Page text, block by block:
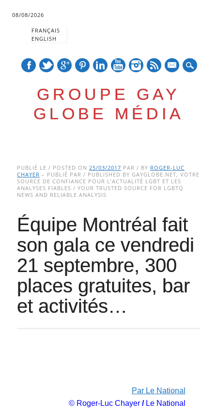
08/08/2026
FRANÇAIS
ENGLISH
GROUPE GAY
GLOBE MÉDIA
Main menu
to
content
PUBLIÉ LE / POSTED ON25/03/2017 PAR / BY ROGER-LUC
CHAYER – PUBLIÉ PAR / PUBLISHED BY GAYGLOBE.NET, VOTRE
SOURCE DE CONFIANCE POUR L’ACTUALITÉ LGBT ET LES
ANALYSES FIABLES / YOUR TRUSTED SOURCE FOR LGBTQ
NEWS AND RELIABLE ANALYSIS
Équipe Montréal fait
son gala ce vendredi
21 septembre, 300
places gratuites, bar
et activités…
Par Le National
© Roger-Luc Chayer/Le National